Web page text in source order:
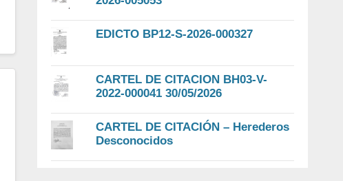
EDICTO BP12-S-2026-000327
CARTEL DE CITACION BH03-V-
2022-000041 30/05/2026
CARTEL DE CITACIÓN – Herederos
Desconocidos